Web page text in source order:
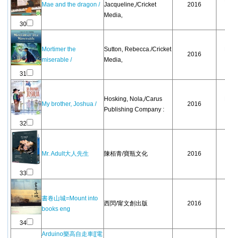
30
Mae and the dragon / Jacqueline,/Cricket
Media,
2016
31
Mortimer the
miserable /
Sutton, Rebecca./Cricket
Media,
2016
32
My brother, Joshua /
Hosking, Nola,/Carus
Publishing Company :
2016
33
Mr. Adult大人先生 陳栢青/寶瓶文化 2016
34
書卷山城=Mount into
books eng
西閃/甯文創出版 2016
Arduino樂高自走車[[電